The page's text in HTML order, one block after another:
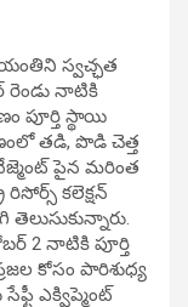
స్వచ్ఛత
రెండు నాటికి
పూర్తి స్థాయి
తడి, పొడి చెత్త
పైన మరింత
కలెక్షన్
2 నాటికి పూర్తి
కోసం పారిశుధ్య
ఎక్విప్మెంట్